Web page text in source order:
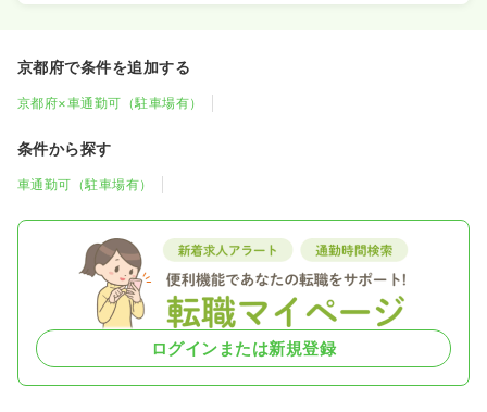
京都府で条件を追加する
京都府×車通勤可（駐車場有）
条件から探す
車通勤可（駐車場有）
ログインまたは新規登録